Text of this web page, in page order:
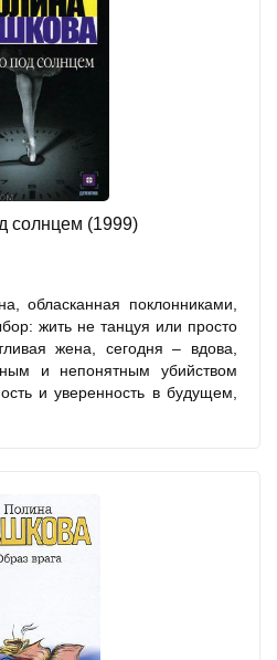
солнцем (1999)
обласканная поклонниками,
жить не танцуя или просто
жена, сегодня – вдова,
и непонятным убийством
и уверенность в будущем,